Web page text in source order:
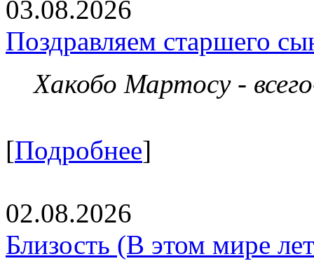
03.08.2026
Поздравляем старшего
Хакобо Мартосу -
[Подробнее]
02.08.2026
Близость (В этом мире